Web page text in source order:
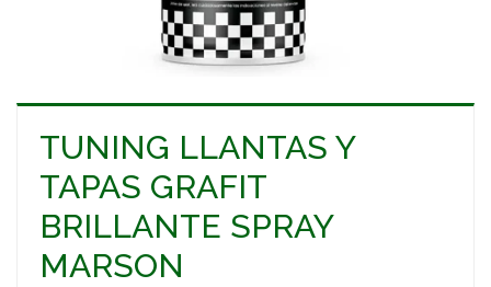
TUNING LLANTAS Y
TAPAS GRAFIT
BRILLANTE SPRAY
MARSON